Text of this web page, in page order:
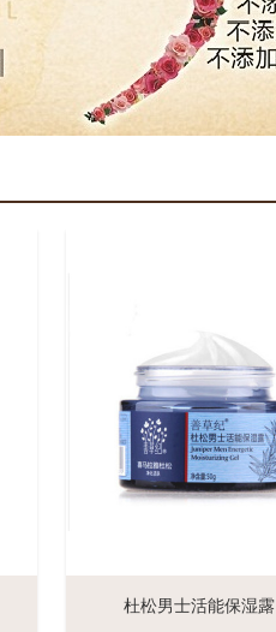
杜松男士活能保湿露